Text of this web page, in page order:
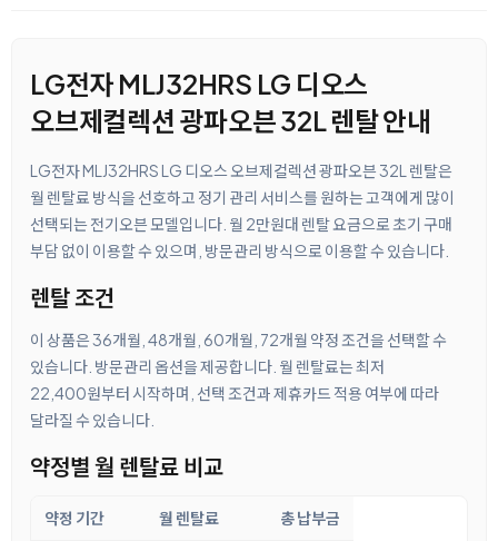
LG전자 MLJ32HRS LG 디오스
오브제컬렉션 광파오븐 32L 렌탈 안내
LG전자 MLJ32HRS LG 디오스 오브제컬렉션 광파오븐 32L 렌탈은
월 렌탈료 방식을 선호하고 정기 관리 서비스를 원하는 고객에게 많이
선택되는 전기오븐 모델입니다. 월 2만원대 렌탈 요금으로 초기 구매
부담 없이 이용할 수 있으며, 방문관리 방식으로 이용할 수 있습니다.
렌탈 조건
이 상품은 36개월, 48개월, 60개월, 72개월 약정 조건을 선택할 수
있습니다. 방문관리 옵션을 제공합니다. 월 렌탈료는 최저
22,400원부터 시작하며, 선택 조건과 제휴카드 적용 여부에 따라
달라질 수 있습니다.
약정별 월 렌탈료 비교
약정 기간 월 렌탈료 총 납부금